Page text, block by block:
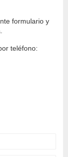
formulario y
teléfono: